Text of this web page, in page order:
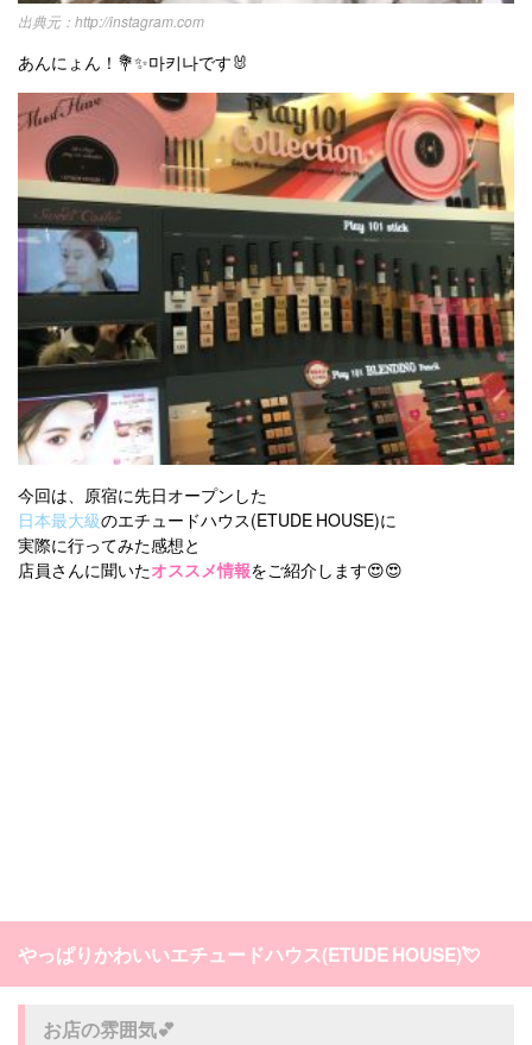
http://instagram.com
あんにょん！💐✨마키나です🐰
今回は、原宿に先日オープンした
日本最大級のエチュードハウス(ETUDE HOUSE)に
実際に行ってみた感想と
店員さんに聞いたオススメ情報をご紹介します😍😍
やっぱりかわいいエチュードハウス(ETUDE HOUSE)💘
お店の雰囲気💕